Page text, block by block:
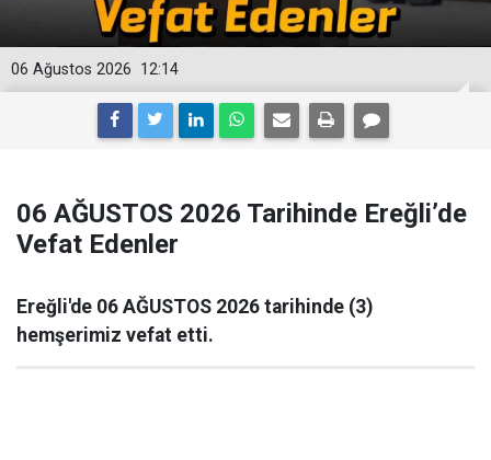
12:14
06 Ağustos 2026
06 AĞUSTOS 2026 Tarihinde Ereğli’de
Vefat Edenler
Ereğli'de 06 AĞUSTOS 2026 tarihinde (3)
hemşerimiz vefat etti.